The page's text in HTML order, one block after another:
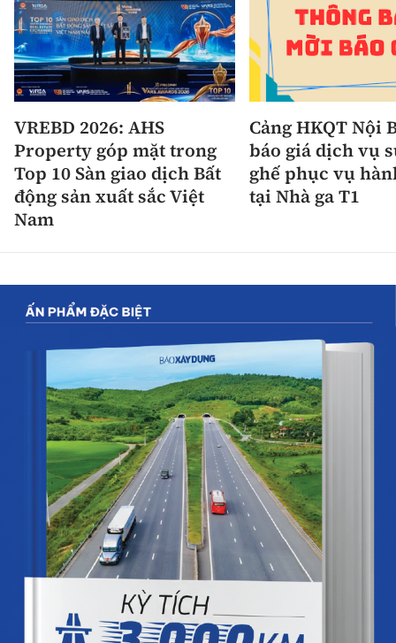
VREBD 2026: AHS
Property góp mặt trong
Top 10 Sàn giao dịch Bất
động sản xuất sắc Việt
Nam
Cảng HKQT Nội
báo giá dịch vụ
ghế phục vụ
tại Nhà ga T1